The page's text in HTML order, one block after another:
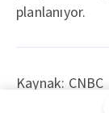
planlanıyor.
Kaynak: CNBC